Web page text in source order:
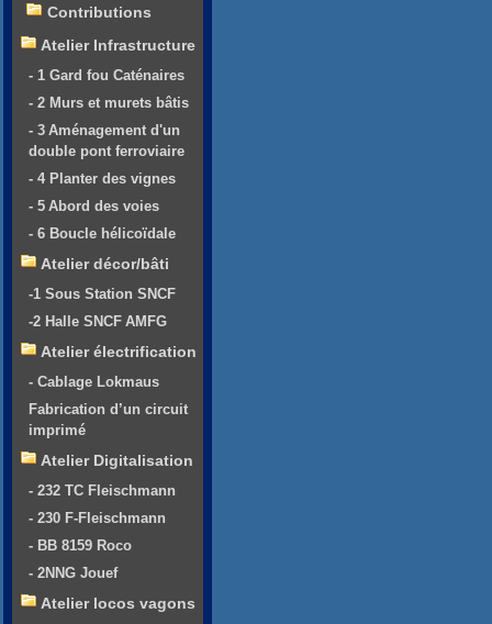
Contributions
Atelier Infrastructure
- 1 Gard fou Caténaires
- 2 Murs et murets bâtis
- 3 Aménagement d'un
double pont ferroviaire
- 4 Planter des vignes
- 5 Abord des voies
- 6 Boucle hélicoïdale
Atelier décor/bâti
-1 Sous Station SNCF
-2 Halle SNCF AMFG
Atelier électrification
- Cablage Lokmaus
Fabrication d’un circuit
imprimé
Atelier Digitalisation
- 232 TC Fleischmann
- 230 F-Fleischmann
- BB 8159 Roco
- 2NNG Jouef
Atelier locos vagons